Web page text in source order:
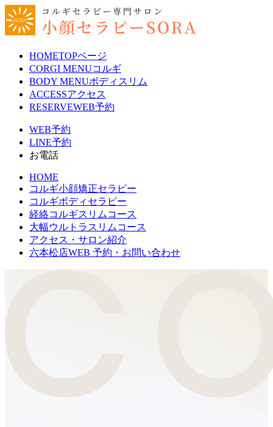
HOMETOPページ
CORGI MENUコルギ
BODY MENUボディスリム
ACCESSアクセス
RESERVEWEB予約
WEB予約
LINE予約
お電話
HOME
コルギ小顔矯正セラピー
コルギボディセラピー
経絡コルギスリムコース
大幅ウルトラスリムコース
アクセス・サロン紹介
六本松店WEB 予約・お問い合わせ